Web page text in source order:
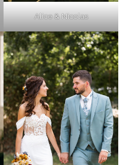
Alice & Nicolas